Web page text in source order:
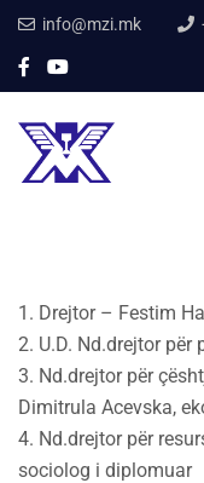
info@mzi.mk
1. Drejtor – Festim
2. U.D. Nd.drejtor
3. Nd.drejtor për
Dimitrula Acevska,
4. Nd.drejtor për
sociolog i diplomuar